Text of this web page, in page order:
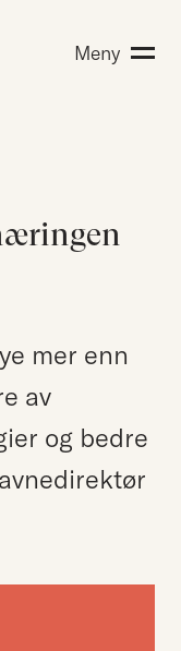
Meny
mer enn
av
og bedre